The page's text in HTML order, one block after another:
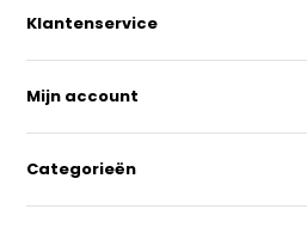
Klantenservice
Mijn account
Categorieën